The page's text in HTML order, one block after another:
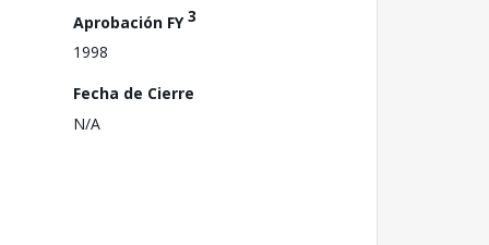
Aprobación FY3
1998
Fecha de Cierre
N/A